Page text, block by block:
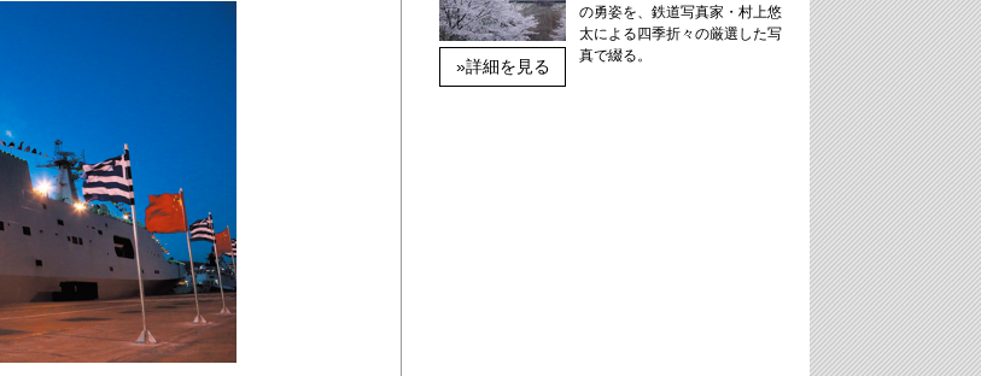
»詳細を見る
の勇姿を、鉄道写真家・村上悠
太による四季折々の厳選した写
真で綴る。